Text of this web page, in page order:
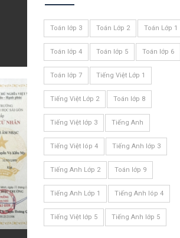
Toán lớp 3 Toán Lớp 2 Toán Lớp 1
Toán lớp 4 Toán lớp 5 Toán lớp 6
Toán lớp 7 Tiếng Việt Lớp 1
Tiếng Việt Lớp 2 Toán lớp 8
Tiếng Việt lớp 3 Tiếng Anh
Tiếng Việt lóp 4 Tiếng Anh lớp 3
Tiếng Anh Lớp 2 Toán lớp 9
Tiếng Anh Lớp 1 Tiếng Anh lóp 4
Tiếng Việt lớp 5 Tiếng Anh lớp 5